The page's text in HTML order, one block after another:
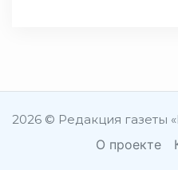
2026 © Редакция газеты
О проекте